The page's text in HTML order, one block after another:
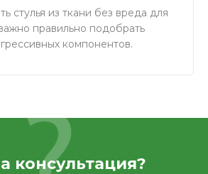
стулья из ткани без вреда для
правильно подобрать
компонентов.
консультация?